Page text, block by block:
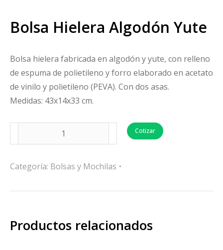
Bolsa Hielera Algodón Yute
Bolsa hielera fabricada en algodón y yute, con relleno
de espuma de polietileno y forro elaborado en acetato
de vinilo y polietileno (PEVA). Con dos asas.
Medidas: 43x14x33 cm.
Cotizar
Categoría: Bolsas y Mochilas
Productos relacionados